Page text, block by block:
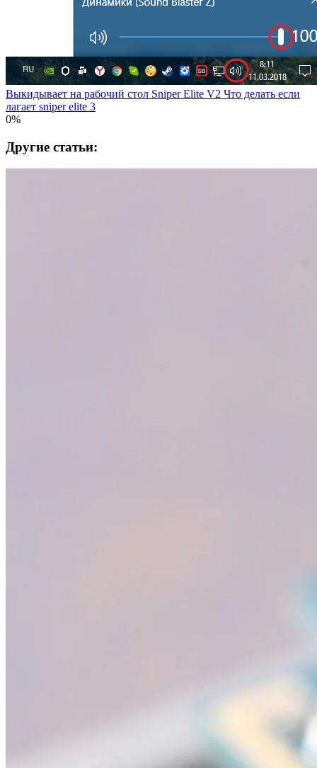
Выкидывает на рабочий стол Sniper Elite V2 Что делать если
лагает sniper elite 3
0%
Другие статьи: